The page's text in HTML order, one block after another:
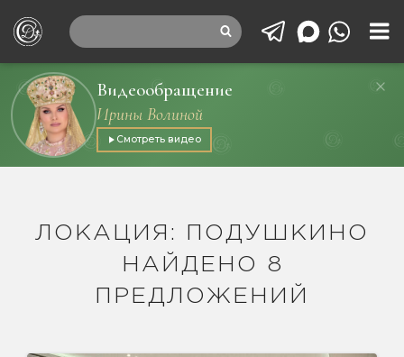
Видеообращение
Ирины Волиной
Смотреть видео
ЛОКАЦИЯ: ПОДУШКИНО
НАЙДЕНО 8
ПРЕДЛОЖЕНИЙ